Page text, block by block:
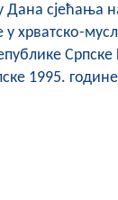
сјећања
у хрватско-
Српске
1995.